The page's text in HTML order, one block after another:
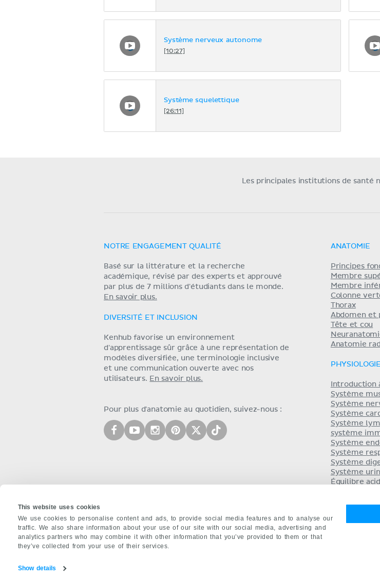
This website uses cookies
We use cookies to personalise content and ads, to provide social media features and to analyse our
traffic. We also share information about your use of our site with our social media, advertising and
analytics partners who may combine it with other information that you’ve provided to them or that
they’ve collected from your use of their services.
Show details
Système nerveux autonome
[10:27]
Système squelettique
[26:11]
Les principales institutions de santé
NOTRE ENGAGEMENT QUALITÉ
Basé sur la littérature et la recherche
académique, révisé par des experts et approuvé
par plus de 7 millions d'étudiants dans le monde.
En savoir plus.
DIVERSITÉ ET INCLUSION
Kenhub favorise un environnement
d'apprentissage sûr grâce à une représentation de
modèles diversifiée, une terminologie inclusive
et une communication ouverte avec nos
utilisateurs. En savoir plus.
Pour plus d'anatomie au quotidien, suivez-nous :
ANATOMIE
Principes
Membre
Membre
Colonne
Thorax
Abdomen et
Tête et cou
Anatomie
PHYSIOLOGIE
Introduction
Système
Système
Système
Système
système
Système
Système
Système
Système
Équilibre
À PROPOS DE NOUS